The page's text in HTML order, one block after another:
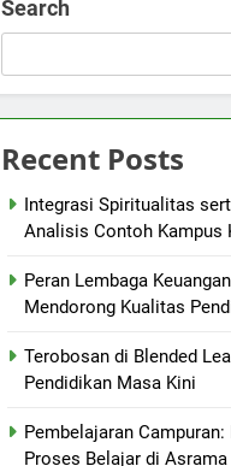
Search
Recent Posts
Integrasi Spiritualitas
Analisis Contoh Kampus
Peran Lembaga
Mendorong Kualitas
Terobosan di Blended
Pendidikan Masa Kini
Pembelajaran
Proses Belajar di